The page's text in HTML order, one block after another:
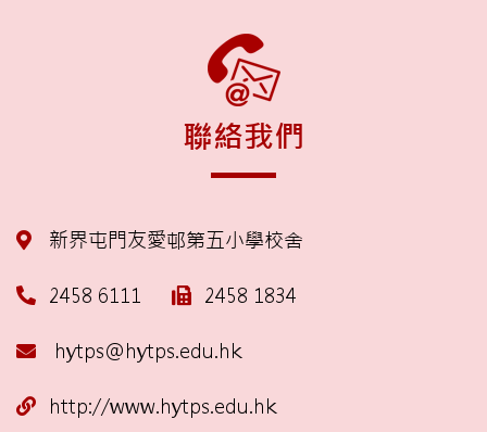
聯絡我們
新界屯門友愛邨第五小學校舍
2458 6111 2458 1834
hytps@hytps.edu.hk
http://www.hytps.edu.hk